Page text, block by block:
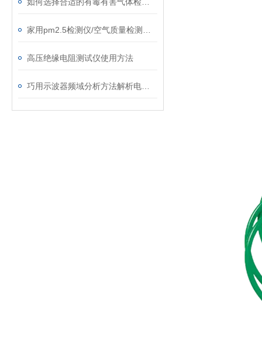
高压绝缘电阻测试仪使用方法